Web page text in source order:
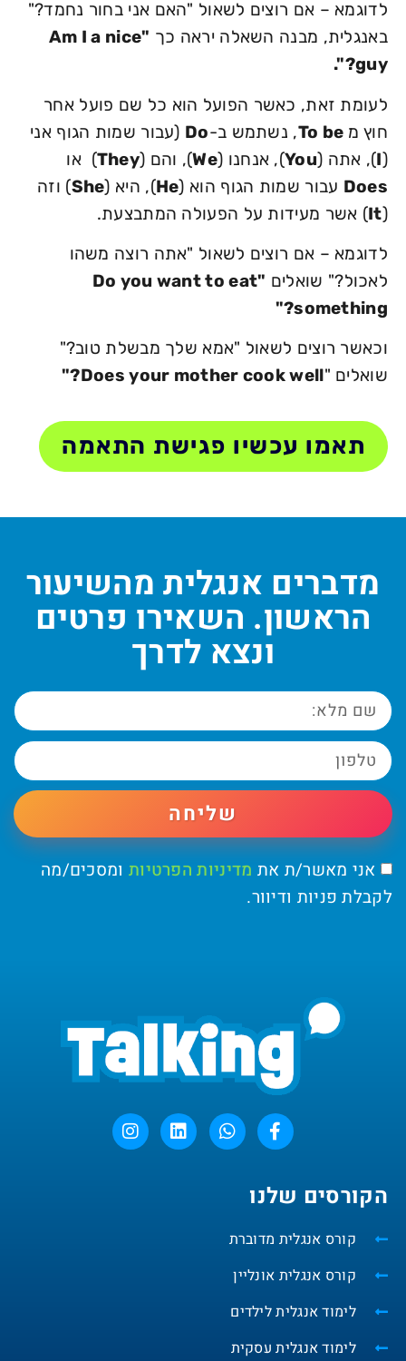
לדוגמא – אם רוצים לשאול "האם אני בחור נחמד?"
באנגלית, מבנה השאלה יראה כך
"Am I a nice
guy?".
לעומת זאת, כאשר הפועל הוא כל שם פועל אחר
חוץ מ
, נשתמש ב-Do (עבור שמות הגוף אני
(
I), אתה (You), אנחנו (We), והם (They) או
Does עבור שמות הגוף הוא (He), היא (She) וזה
(
It) אשר מעידות על הפעולה המתבצעת.
לדוגמא – אם רוצים לשאול "אתה רוצה משהו
לאכול?" שואלים
"Do you want to eat
something?"
וכאשר רוצים לשאול "אמא שלך מבשלת טוב?"
שואלים "Does your mother cook well?"
תאמו עכשיו פגישת התאמה
מדברים אנגלית מהשיעור
הראשון. השאירו פרטים
ונצא לדרך
אני מאשר/ת את מדיניות הפרטיות ומסכים/מה
לקבלת פניות ודיוור.
שליחה
הקורסים שלנו
קורס אנגלית מדוברת
קורס אנגלית אונליין
לימוד אנגלית לילדים
לימוד אנגלית עסקית